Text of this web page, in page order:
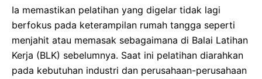
Ia memastikan pelatihan yang digelar tidak lagi
berfokus pada keterampilan rumah tangga seperti
menjahit atau memasak sebagaimana di Balai Latihan
Kerja (BLK) sebelumnya. Saat ini pelatihan diarahkan
pada kebutuhan industri dan perusahaan-perusahaan